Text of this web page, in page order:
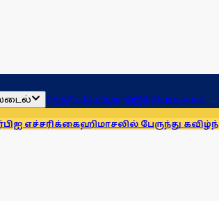
ஜோதிடம்தமிழ்நாடுஇந்தியாஉலகம்
ஹிமாசலில் பேருந்து கவிழ்ந்து விபத்து!